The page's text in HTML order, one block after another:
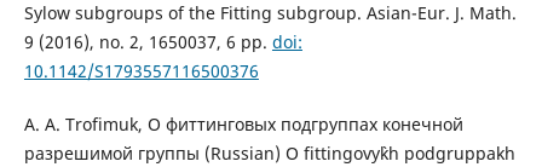
Sylow subgroups of the Fitting subgroup. Asian-Eur. J. Math.
9 (2016), no. 2, 1650037, 6 pp. doi:
10.1142/S1793557116500376
A. A. Trofimuk, О фиттинговых подгруппах конечной
разрешимой группы (Russian) O fittingovy`kh podgruppakh